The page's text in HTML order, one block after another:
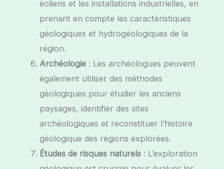
éoliens et les installations industrielles, en
prenant en compte les caractéristiques
géologiques et hydrogéologiques de la
région.
Archéologie : Les archéologues peuvent
également utiliser des méthodes
géologiques pour étudier les anciens
paysages, identifier des sites
archéologiques et reconstituer l’histoire
géologique des régions explorées.
Études de risques naturels : L’exploration